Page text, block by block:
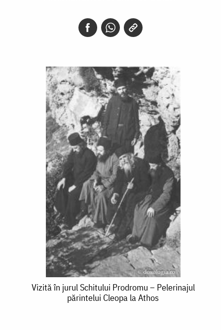
VizităVizită în jurul Schitului Prodromu – Pelerinajul
părintelui Cleopa la Athos